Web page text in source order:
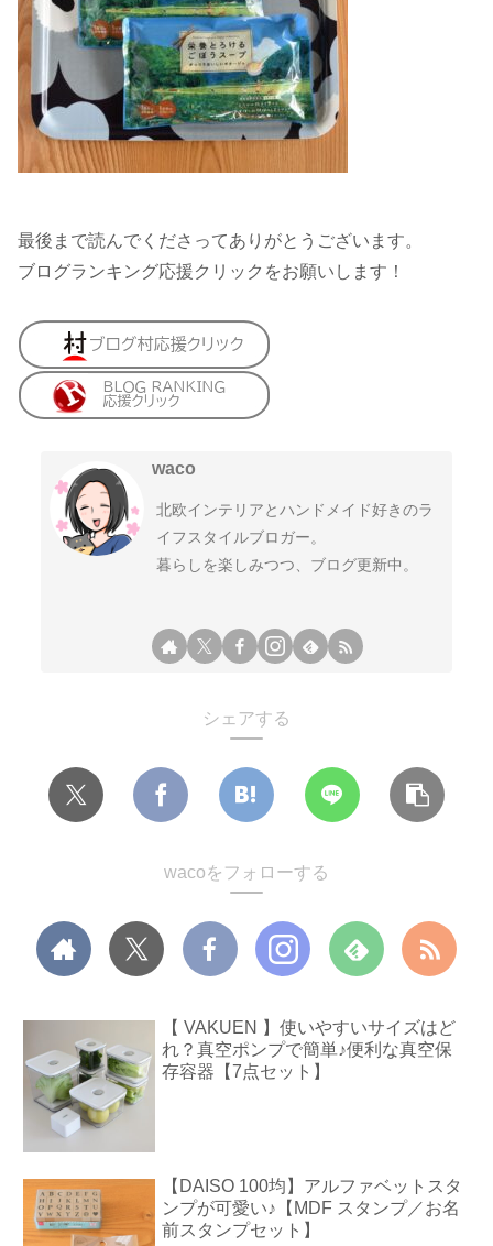
最後まで読んでくださってありがとうございます。
ブログランキング応援クリックをお願いします！
waco
北欧インテリアとハンドメイド好きのラ
イフスタイルブロガー。
暮らしを楽しみつつ、ブログ更新中。
シェアする
wacoをフォローする
【 VAKUEN 】使いやすいサイズはど
れ？真空ポンプで簡単♪便利な真空保
存容器【7点セット】
【DAISO 100均】アルファベットスタ
ンプが可愛い♪【MDF スタンプ／お名
前スタンプセット】